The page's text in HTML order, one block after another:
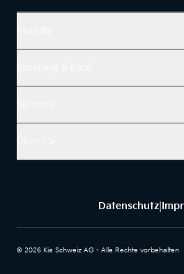
Datenschutz|
© 2026 Kia Schweiz AG - Alle Rechte vorbehalten